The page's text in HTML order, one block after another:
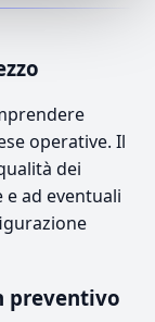
operative. Il
dei
ad eventuali
preventivo